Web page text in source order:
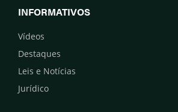
INFORMATIVOS
Vídeos
Destaques
Leis e Notícias
Jurídico